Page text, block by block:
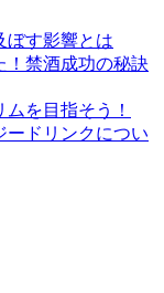
ぼす影響とは
！禁酒成功の秘訣
を目指そう！
ードリンクについ